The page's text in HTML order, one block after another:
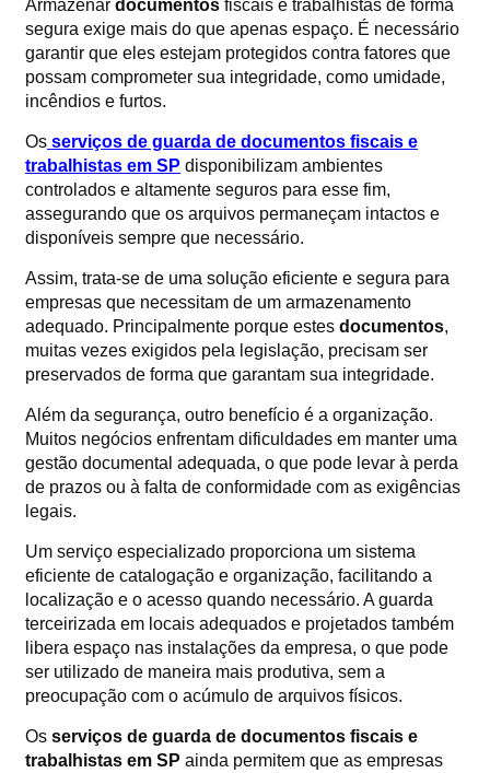
Armazenar documentos fiscais e trabalhistas de forma
segura exige mais do que apenas espaço. É necessário
garantir que eles estejam protegidos contra fatores que
possam comprometer sua integridade, como umidade,
incêndios e furtos.
Os serviços de guarda de documentos fiscais e
trabalhistas em SP disponibilizam ambientes
controlados e altamente seguros para esse fim,
assegurando que os arquivos permaneçam intactos e
disponíveis sempre que necessário.
Assim, trata-se de uma solução eficiente e segura para
empresas que necessitam de um armazenamento
adequado. Principalmente porque estes documentos,
muitas vezes exigidos pela legislação, precisam ser
preservados de forma que garantam sua integridade.
Além da segurança, outro benefício é a organização.
Muitos negócios enfrentam dificuldades em manter uma
gestão documental adequada, o que pode levar à perda
de prazos ou à falta de conformidade com as exigências
legais.
Um serviço especializado proporciona um sistema
eficiente de catalogação e organização, facilitando a
localização e o acesso quando necessário. A guarda
terceirizada em locais adequados e projetados também
libera espaço nas instalações da empresa, o que pode
ser utilizado de maneira mais produtiva, sem a
preocupação com o acúmulo de arquivos físicos.
Os serviços de guarda de documentos fiscais e
trabalhistas em SP ainda permitem que as empresas